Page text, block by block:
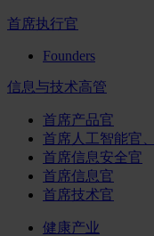
首席执行官
Founders
信息与技术高管
首席产品官
首席人工智能官
首席信息安全官
首席信息官
首席技术官
健康产业